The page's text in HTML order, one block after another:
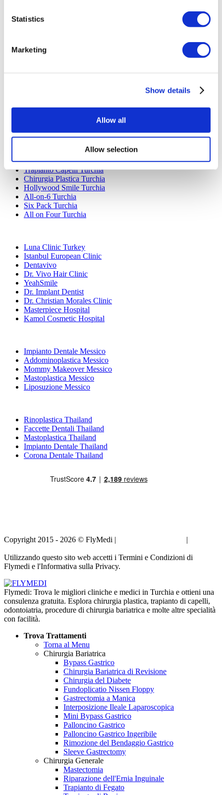
Statistics
Marketing
Show details
Allow all
Allow selection
Colombia Cliniche
Gastrectomia a Manica Turchia
Mastoplastica Turchia
Faccette Dentali Turchia
Corona Dentale Turchia
Chirurgia Bariatrica Turchia
Odontoiatria Turchia
BBL Turchia
Trapianto Capelli Turchia
Chirurgia Plastica Turchia
Hollywood Smile Turchia
All-on-6 Turchia
Six Pack Turchia
All on Four Turchia
Luna Clinic Turkey
Istanbul European Clinic
Dentavivo
Dr. Vivo Hair Clinic
YeahSmile
Dr. Implant Dentist
Dr. Christian Morales Clinic
Masterpiece Hospital
Kamol Cosmetic Hospital
Impianto Dentale Messico
Addominoplastica Messico
Mommy Makeover Messico
Mastoplastica Messico
Liposuzione Messico
Rinoplastica Thailand
Faccette Dentali Thailand
Mastoplastica Thailand
Impianto Dentale Thailand
Corona Dentale Thailand
Copyright 2015 - 2026 © FlyMedi |
|
Utilizzando questo sito web accetti i Termini e Condizioni di
Flymedi e l'Informativa sulla Privacy.
Flymedi: Trova le migliori cliniche e medici in Turchia e ottieni una
consulenza gratuita. Esplora chirurgia plastica, trapianto di capelli,
odontoiatria, procedure di chirurgia bariatrica e molte altre specialità
con facilità.
Trova Trattamenti
Torna al Menu
Chirurgia Bariatrica
Bypass Gastrico
Chirurgia Bariatrica di Revisione
Chirurgia del Diabete
Fundoplicatio Nissen Floppy
Gastrectomia a Manica
Interposizione Ileale Laparoscopica
Mini Bypass Gastrico
Palloncino Gastrico
Palloncino Gastrico Ingeribile
Rimozione del Bendaggio Gastrico
Sleeve Gastrectomy
Chirurgia Generale
Mastectomia
Riparazione dell'Ernia Inguinale
Trapianto di Fegato